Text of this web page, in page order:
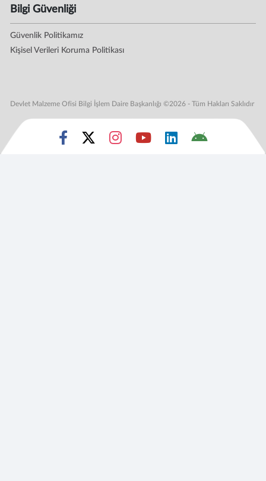
Bilgi Güvenliği
Güvenlik Politikamız
Kişisel Verileri Koruma Politikası
Devlet Malzeme Ofisi Bilgi İşlem Daire Başkanlığı ©2026 - Tüm Hakları Saklıdır